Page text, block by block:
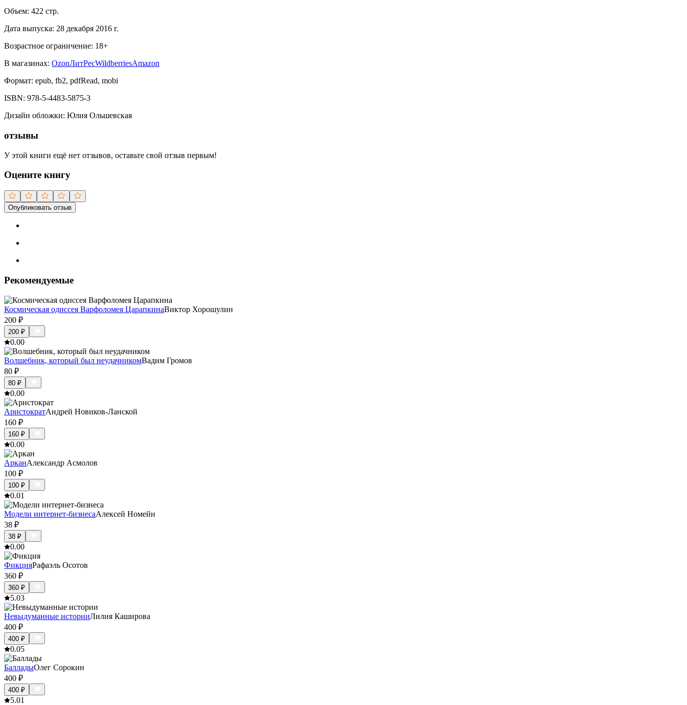
Объем: 422 стр.
Дата выпуска: 28 декабря 2016 г.
Возрастное ограничение: 18+
В магазинах: OzonЛитРесWildberriesAmazon
Формат: epub, fb2, pdfRead, mobi
ISBN: 978-5-4483-5875-3
Дизайн обложки: Юлия Ольшевская
отзывы
У этой книги ещё нет отзывов, оставьте свой отзыв первым!
Оцените книгу
Опубликовать отзыв
Рекомендуемые
Космическая одиссея Варфоломея ЦарапкинаВиктор Хорошулин
200 ₽
200 ₽
0.00
Волшебник, который был неудачникомВадим Громов
80 ₽
80 ₽
0.00
АристократАндрей Новиков-Ланской
160 ₽
160 ₽
0.00
АрканАлександр Асмолов
100 ₽
100 ₽
0.01
Модели интернет-бизнесаАлексей Номейн
38 ₽
38 ₽
0.00
ФикцияРафаэль Осотов
360 ₽
360 ₽
5.03
Невыдуманные историиЛилия Каширова
400 ₽
400 ₽
0.05
БалладыОлег Сорокин
400 ₽
400 ₽
5.01